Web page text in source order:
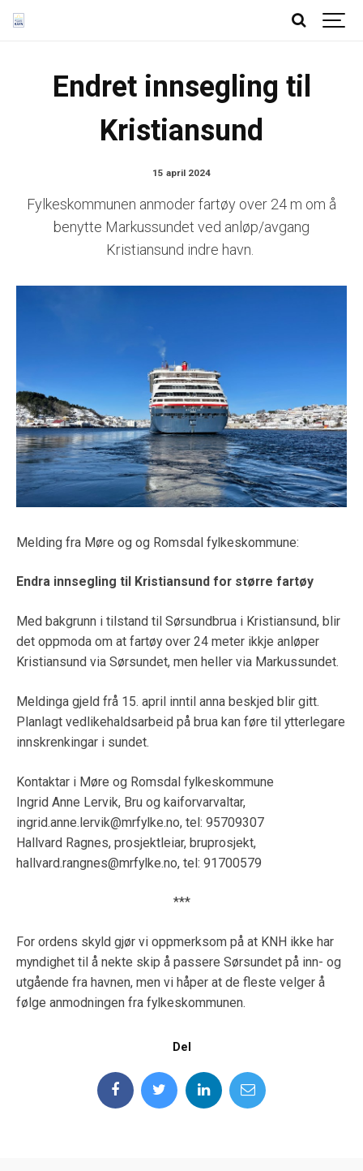
Endret innsegling til
Kristiansund
15 april 2024
Fylkeskommunen anmoder fartøy over 24 m om å
benytte Markussundet ved anløp/avgang
Kristiansund indre havn.
Melding fra Møre og og Romsdal fylkeskommune:
Endra innsegling til Kristiansund for større fartøy
Med bakgrunn i tilstand til Sørsundbrua i Kristiansund, blir
det oppmoda om at fartøy over 24 meter ikkje anløper
Kristiansund via Sørsundet, men heller via Markussundet.
Meldinga gjeld frå 15. april inntil anna beskjed blir gitt.
Planlagt vedlikehaldsarbeid på brua kan føre til ytterlegare
innskrenkingar i sundet.
Kontaktar i Møre og Romsdal fylkeskommune
Ingrid Anne Lervik, Bru og kaiforvarvaltar,
ingrid.anne.lervik@mrfylke.no, tel: 95709307
Hallvard Ragnes, prosjektleiar, bruprosjekt,
hallvard.rangnes@mrfylke.no, tel: 91700579
***
For ordens skyld gjør vi oppmerksom på at KNH ikke har
myndighet til å nekte skip å passere Sørsundet på inn- og
utgående fra havnen, men vi håper at de fleste velger å
følge anmodningen fra fylkeskommunen.
Del